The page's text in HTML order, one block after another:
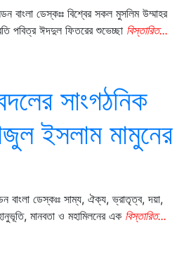
বাংলা ডেস্কঃঃ বিশ্বের সকল মুসলিম উম্মাহর
পবিত্র ঈদদুল ফিতরের শুভেচ্ছা বিস্তারিত...
সাংগঠনিক
ইসলাম মামুনের
বাংলা ডেস্কঃঃ সাম্য, ঐক্য, ভ্রাতৃত্ব, দয়া,
মানবতা ও মহামিলনের এক বিস্তারিত...